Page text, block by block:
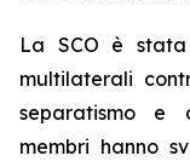
La SCO è
multilaterali
separatismo e
membri hanno